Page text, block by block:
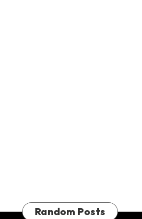
Random Posts